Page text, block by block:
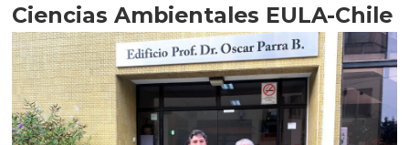
Ciencias Ambientales EULA-Chile